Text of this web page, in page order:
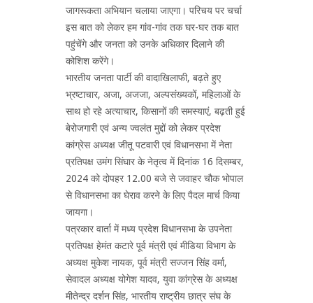
जागरूकता अभियान चलाया जाएगा। परिचय पर चर्चा
इस बात को लेकर हम गांव-गांव तक घर-घर तक बात
पहुंचेंगे और जनता को उनके अधिकार दिलाने की
कोशिश करेंगे।
भारतीय जनता पार्टी की वादाखिलाफी, बढ़ते हुए
भ्रष्टाचार, अजा, अजजा, अल्पसंख्यकों, महिलाओं के
साथ हो रहे अत्याचार, किसानों की समस्याएं, बढ़ती हुई
बेरोजगारी एवं अन्य ज्वलंत मुद्दों को लेकर प्रदेश
कांग्रेस अध्यक्ष जीतू पटवारी एवं विधानसभा में नेता
प्रतिपक्ष उमंग सिंघार के नेतृत्व में दिनांक 16 दिसम्बर,
2024 को दोपहर 12.00 बजे से जवाहर चौक भोपाल
से विधानसभा का घेराव करने के लिए पैदल मार्च किया
जायगा।
पत्रकार वार्ता में मध्य प्रदेश विधानसभा के उपनेता
प्रतिपक्ष हेमंत कटारे पूर्व मंत्री एवं मीडिया विभाग के
अध्यक्ष मुकेश नायक, पूर्व मंत्री सज्जन सिंह वर्मा,
सेवादल अध्यक्ष योगेश यादव, युवा कांग्रेस के अध्यक्ष
मीतेन्द्र दर्शन सिंह, भारतीय राष्ट्रीय छात्र संघ के